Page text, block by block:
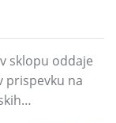
sklopu oddaje
prispevku na